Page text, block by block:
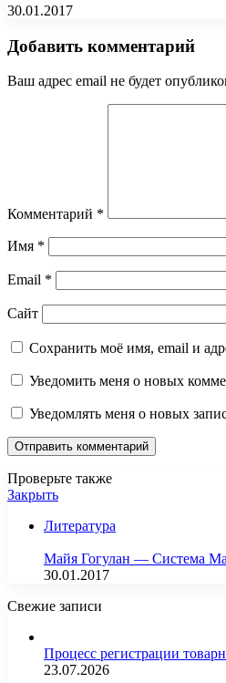
30.01.2017
Добавить комментарий
Ваш адрес email не будет
Комментарий *
Имя *
Email *
Сайт
Сохранить моё имя, email и
Уведомить меня о новых
Уведомлять меня о новых
Проверьте также
Закрыть
Литература
Майя Гогулан — Система
30.01.2017
Свежие записи
Процесс регистрации
23.07.2026